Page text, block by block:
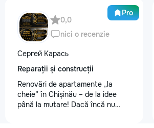
Pro
0,0
nici o recenzie
Сергей Карась
Reparații și construcții
Renovări de apartamente „la
cheie” în Chișinău – de la idee
până la mutare! Dacă încă nu